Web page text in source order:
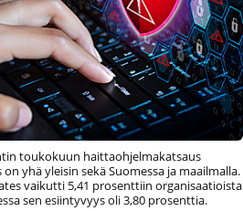
toukokuun haittaohjelmakatsaus
yhä yleisin sekä Suomessa ja maailmalla.
vaikutti 5,41 prosenttiin organisaatioista
sen esiintyvyys oli 3,80 prosenttia.